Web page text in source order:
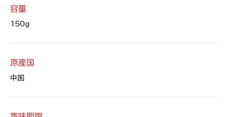
容量
150g
原産国
中国